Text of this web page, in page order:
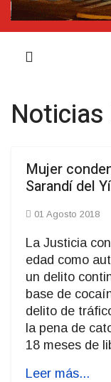
Mujer
Sarandí del Yí
01 Agosto 2018
La Justicia
edad como
un delito
base de
delito de
la pena de
18 meses de
Leer más...